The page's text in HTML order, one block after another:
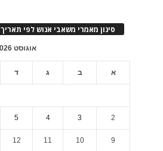
סינון מאמרי משאבי אנוש לפי תאריך
אוגוסט 2026
א ב ג ד
2
3
4
5
9
10
11
12